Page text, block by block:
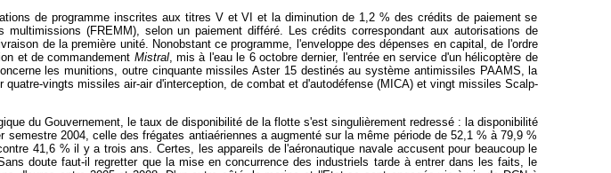
de programme inscrites aux titres V et VI et la diminution de 1,2 % des crédits de paiement se
(FREMM), selon un paiement différé. Les crédits correspondant aux autorisations de
de la première unité. Nonobstant ce programme, l'enveloppe des dépenses en capital, de l'ordre
et de commandement Mistral, mis à l'eau le 6 octobre dernier, l'entrée en service d'un hélicoptère de
les munitions, outre cinquante missiles Aster 15 destinés au système antimissiles PAAMS, la
vingts missiles air-air d'interception, de combat et d'autodéfense (MICA) et vingt missiles Scalp-
du Gouvernement, le taux de disponibilité de la flotte s'est singulièrement redressé : la disponibilité
2004, celle des frégates antiaériennes a augmenté sur la même période de 52,1 % à 79,9 %
41,6 % il y a trois ans. Certes, les appareils de l'aéronautique navale accusent pour beaucoup le
doute faut-il regretter que la mise en concurrence des industriels tarde à entrer dans les faits, le